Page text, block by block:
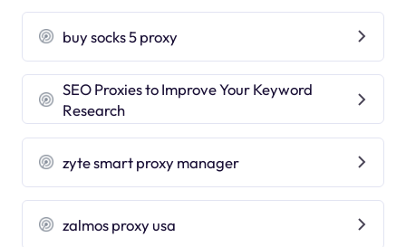
buy socks 5 proxy
SEO Proxies to Improve Your Keyword
Research
zyte smart proxy manager
zalmos proxy usa